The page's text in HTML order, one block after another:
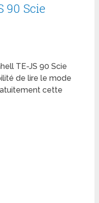
90 Scie
TE-JS 90 Scie
de lire le mode
cette